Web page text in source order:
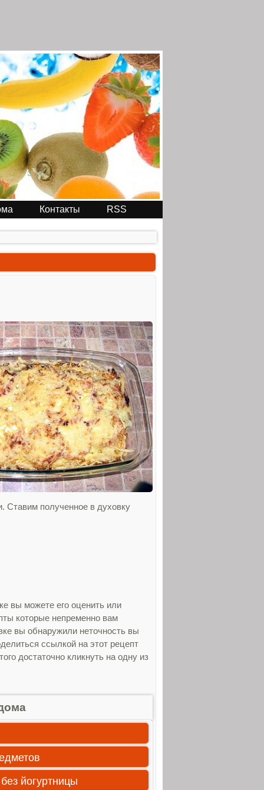
Контакты RSS
полученное в духовку
вы можете его оценить или
которые непременно вам
вы обнаружили неточность вы
ссылкой на этот рецепт
достаточно кликнуть на одну из
йогуртницы